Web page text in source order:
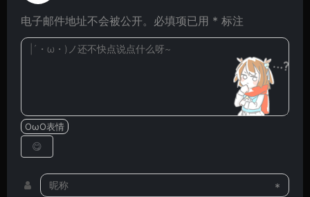
电子邮件地址不会被公开。必填项已用 * 标注
OωO表情
*